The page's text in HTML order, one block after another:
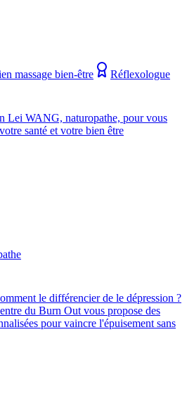
massage bien-être
Réflexologue
Lei WANG, naturopathe, pour vous
santé et votre bien être
le différencier de le dépression ?
du Burn Out vous propose des
pour vaincre l'épuisement sans